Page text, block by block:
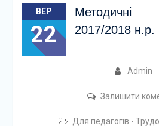
ВЕР
22
Методичні
2017/2018 н.р.
Admin
Залишити
Для педагогів -